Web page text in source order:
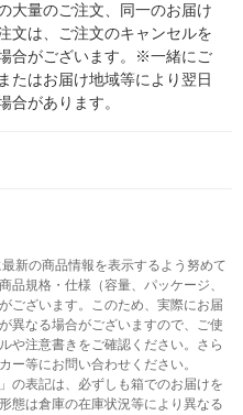
大量のご注文、同一のお届け
文は、ご注文のキャンセルを
合がございます。※一緒にご
たはお届け地域等により翌日
合があります。
新の商品情報を表示するよう努めて
品規格・仕様（容量、パッケージ、
ございます。このため、実際にお届
異なる場合がございますので、ご使
や注意書きをご確認ください。さら
ー等にお問い合わせください。
の表記は、必ずしも箱でのお届けを
態は倉庫の在庫状況等により異なる